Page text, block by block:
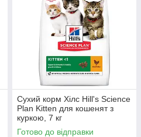
Сухий корм Хілс Hill's Science
Plan Kitten для кошенят з
куркою, 7 кг
Готово до відправки